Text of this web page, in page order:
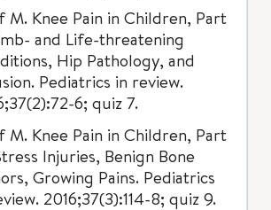
M. Knee Pain in Children, Part
and Life-threatening
Hip Pathology, and
Pediatrics in review.
6; quiz 7.
M. Knee Pain in Children, Part
Injuries, Benign Bone
Growing Pains. Pediatrics
2016;37(3):114-8; quiz 9.